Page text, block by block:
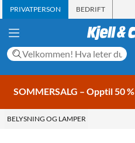
PRIVATPERSON BEDRIFT
SOMMERSALG – Opptil 50 %
BELYSNING OG LAMPER